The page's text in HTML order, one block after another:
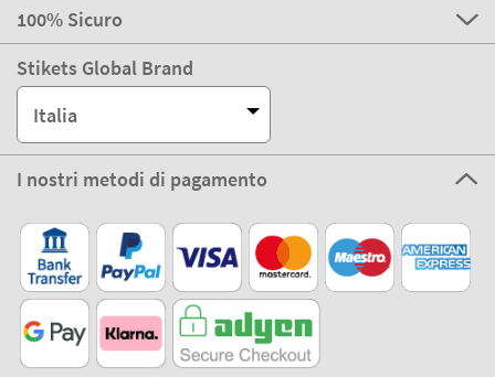
100% Sicuro
Stikets Global Brand
Italia
I nostri metodi di pagamento